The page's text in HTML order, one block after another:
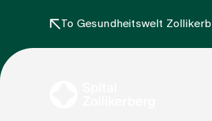
To Gesundheitswelt